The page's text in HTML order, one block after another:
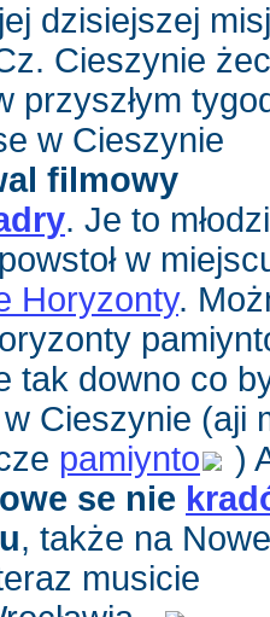
dzisiejszej
Cieszynie
przyszłym
w Cieszynie
filmowy
. Je to
w
Horyzonty.
tak downo co
Cieszynie (aji
pamiynto
)
se nie
, także na Nowe
musicie